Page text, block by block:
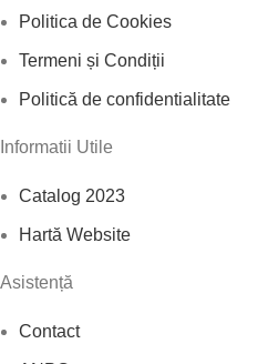
Politica de Cookies
Termeni și Condiții
Politică de confidentialitate
Informatii Utile
Catalog 2023
Hartă Website
Asistență
Contact